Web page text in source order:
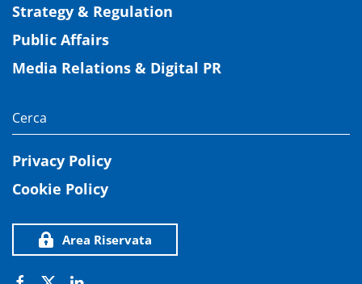
Strategy & Regulation
Public Affairs
Media Relations & Digital PR
Privacy Policy
Cookie Policy
Area Riservata